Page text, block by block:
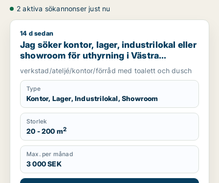
2 aktiva sökannonser just nu
Jag söker kontor, lager, industrilokal eller showroom för
14 d sedan
Jag söker kontor, lager, industrilokal eller
showroom för uthyrning i Västra
Götaland
verkstad/ateljé/kontor/förråd med toalett och dusch
Type
Kontor, Lager, Industrilokal, Showroom
Storlek
20 - 200 m2
Max. per månad
3 000 SEK